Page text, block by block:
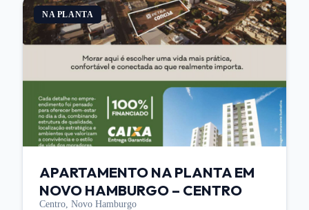
NA PLANTA
APARTAMENTO NA PLANTA EM
NOVO HAMBURGO – CENTRO
Centro, Novo Hamburgo